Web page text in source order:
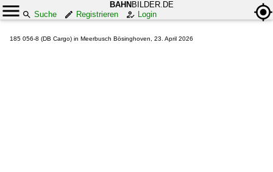
BAHN BILDER.DE
Suche
Registrieren Login
185 056-8 (DB Cargo) in Meerbusch Bösinghoven, 23. April 2026